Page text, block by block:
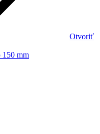
Otvoriť
150 mm